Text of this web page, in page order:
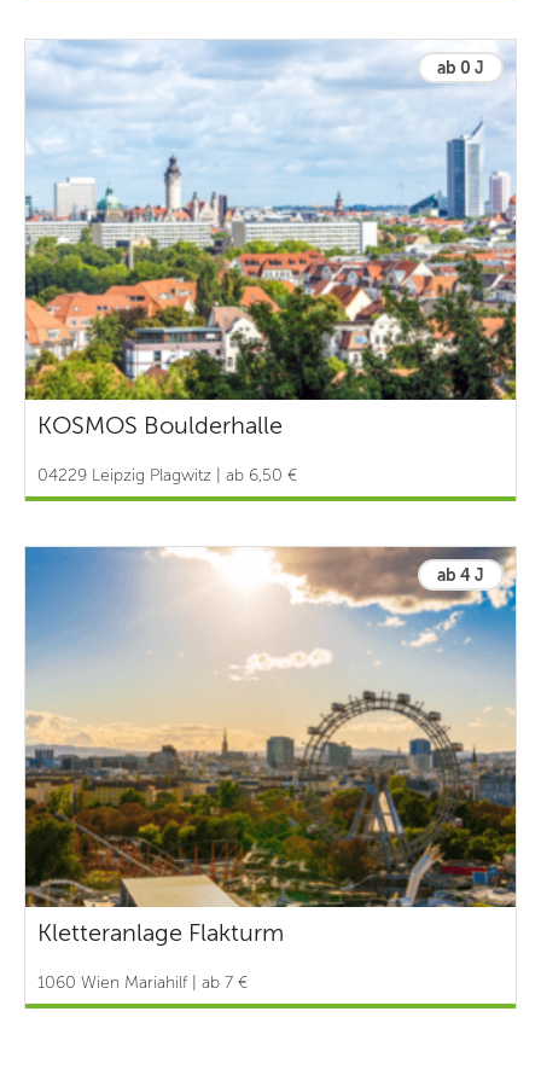
ab 0 J
KOSMOS Boulderhalle
04229 Leipzig Plagwitz | ab 6,50 €
ab 4 J
Kletteranlage Flakturm
1060 Wien Mariahilf | ab 7 €